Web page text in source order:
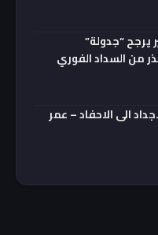
يرجح “جدولة”
من السداد الفوري
الى الاحفاد – عمر